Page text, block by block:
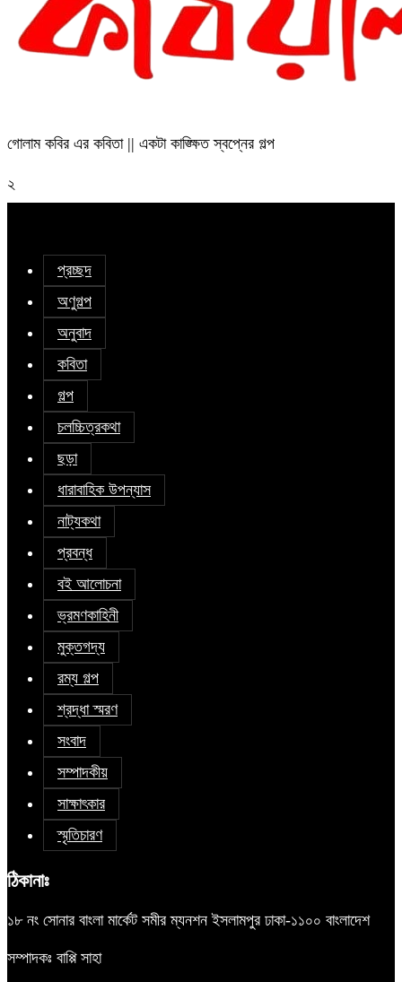
গোলাম কবির এর কবিতা || একটা কাঙ্ক্ষিত স্বপ্নের গল্প
২
প্রচ্ছদ
অণুগল্প
অনুবাদ
কবিতা
গল্প
চলচ্চিত্রকথা
ছড়া
ধারাবাহিক উপন্যাস
নাট্যকথা
প্রবন্ধ
বই আলোচনা
ভ্রমণকাহিনী
মুক্তগদ্য
রম্য গল্প
শ্রদ্ধা স্মরণ
সংবাদ
সম্পাদকীয়
সাক্ষাৎকার
স্মৃতিচারণ
ঠিকানাঃ
১৮ নং সোনার বাংলা মার্কেট সমীর ম্যনশন ইসলামপুর ঢাকা-১১০০ বাংলাদেশ
সম্পাদকঃ বাপ্পি সাহা